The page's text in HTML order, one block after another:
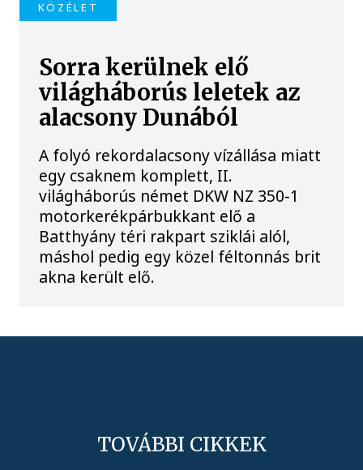
KÖZÉLET
Sorra kerülnek elő
világháborús leletek az
alacsony Dunából
A folyó rekordalacsony vízállása miatt
egy csaknem komplett, II.
világháborús német DKW NZ 350-1
motorkerékpárbukkant elő a
Batthyány téri rakpart sziklái alól,
máshol pedig egy közel féltonnás brit
akna került elő.
TOVÁBBI CIKKEK